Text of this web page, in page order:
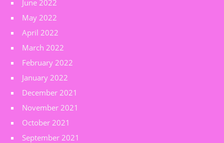
June 2022
May 2022
April 2022
March 2022
February 2022
January 2022
December 2021
November 2021
October 2021
September 2021